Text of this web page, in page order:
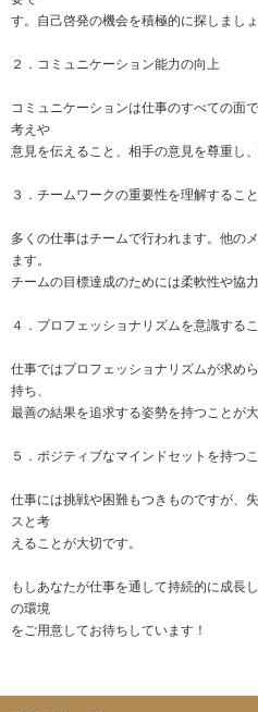
す。自己啓発の機会を積極的に探しましょ
２．コミュニケーション能力の向上
コミュニケーションは仕事のすべての面
考えや
意見を伝えること、相手の意見を尊重し
３．チームワークの重要性を理解すること
多くの仕事はチームで行われます。他の
ます。
チームの目標達成のためには柔軟性や協力
４．プロフェッショナリズムを意識する
仕事ではプロフェッショナリズムが求め
持ち、
最善の結果を追求する姿勢を持つことが大
５．ポジティブなマインドセットを持つ
仕事には挑戦や困難もつきものですが、
スと考
えることが大切です。
もしあなたが仕事を通して持続的に成長
の環境
をご用意してお待ちしています！